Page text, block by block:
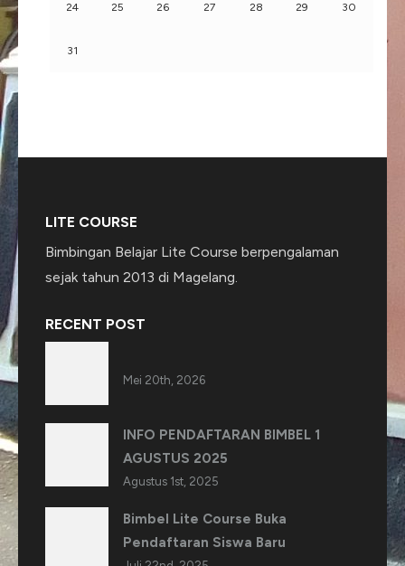
24 25 26 27 28 29 30
31
LITE COURSE
Bimbingan Belajar Lite Course berpengalaman
sejak tahun 2013 di Magelang.
RECENT POST
Mei 20th, 2026
INFO PENDAFTARAN BIMBEL 1
AGUSTUS 2025
Agustus 1st, 2025
Bimbel Lite Course Buka
Pendaftaran Siswa Baru